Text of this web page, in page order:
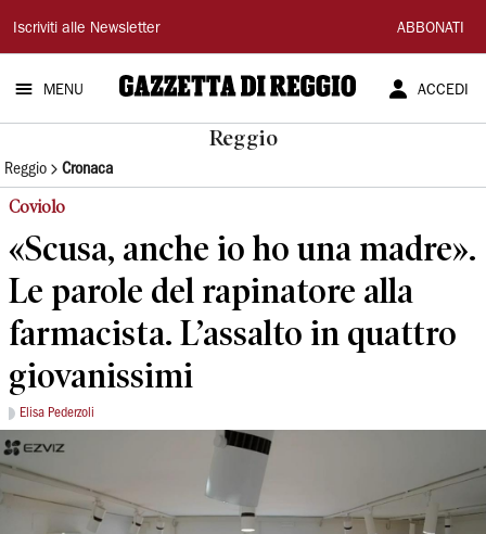
Gazzetta
di
Reggio
Iscriviti alle Newsletter ABBONATI
MENU ACCEDI
Reggio
Reggio Cronaca
Coviolo
«Scusa, anche io ho una madre».
Le parole del rapinatore alla
farmacista. L’assalto in quattro
giovanissimi
Elisa Pederzoli